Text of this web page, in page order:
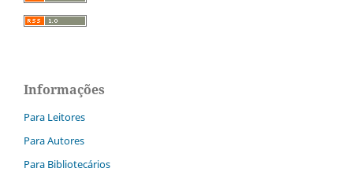
Informações
Para Leitores
Para Autores
Para Bibliotecários